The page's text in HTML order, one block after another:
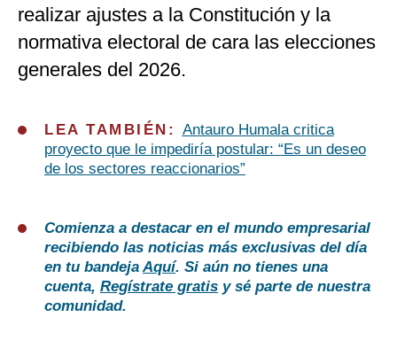
realizar ajustes a la Constitución y la
normativa electoral de cara las elecciones
generales del 2026.
LEA TAMBIÉN: Antauro Humala critica
proyecto que le impediría postular: “Es un deseo
de los sectores reaccionarios”
Comienza a destacar en el mundo empresarial
recibiendo las noticias más exclusivas del día
en tu bandejaAquí. Si aún no tienes una
cuenta, Regístrate gratis y sé parte de nuestra
comunidad.